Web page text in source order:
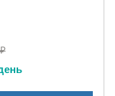
точную
различных